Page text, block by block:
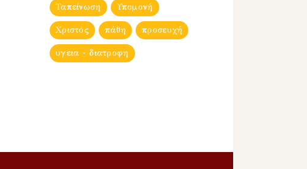
Ταπείνωση Υπομονή
Χριστός πάθη προσευχή
υγεια - διατροφη